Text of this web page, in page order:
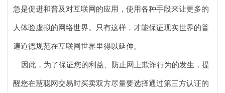
急是促进和普及对互联网的应用，使用各种手段来让更多的
人体验虚拟的网络世界。只有这样，才能保证现实世界的普
遍道德规范在互联网世界里得以延伸。
因此，为了保证您的利益、防止网上欺诈行为的发生，提
醒您在慧聪网交易时买卖双方尽量要选择通过第三方认证的